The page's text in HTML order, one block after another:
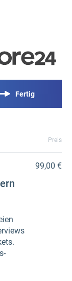
Fertig
Preis
99,00 €